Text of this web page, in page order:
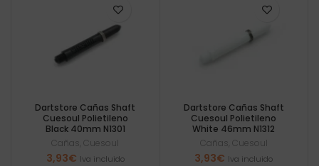
Dartstore Cañas Shaft
Cuesoul Polietileno
Black 40mm N1301
Cañas ,Cuesoul
3,93€ Iva incluido
Dartstore Cañas Shaft
Cuesoul Polietileno
White 46mm N1312
Cañas Cuesoul
3,93€ Iva incluido